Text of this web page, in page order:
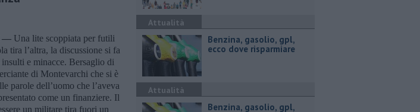
— Una lite scoppiata per futili
tira l’altra, la discussione si fa
e minacce. Bersaglio di
di Montevarchi che si è
parole dell’uomo che l’aveva
come un finanziere. Il
un militare tira fuori un
Attualità
​Benzina, gasolio, gpl,
ecco dove risparmiare
Attualità
​Benzina, gasolio, gpl,